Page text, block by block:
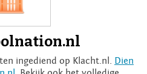
ingediend op Klacht.nl. Dien